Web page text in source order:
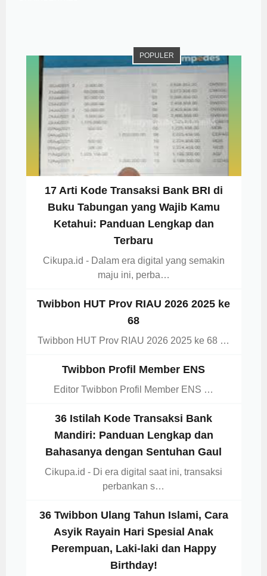
POPULER
17 Arti Kode Transaksi Bank BRI di
Buku Tabungan yang Wajib Kamu
Ketahui: Panduan Lengkap dan
Terbaru
Cikupa.id - Dalam era digital yang semakin
maju ini, perba…
Twibbon HUT Prov RIAU 2026 2025 ke
68
Twibbon HUT Prov RIAU 2026 2025 ke 68 …
Twibbon Profil Member ENS
Editor Twibbon Profil Member ENS …
36 Istilah Kode Transaksi Bank
Mandiri: Panduan Lengkap dan
Bahasanya dengan Sentuhan Gaul
Cikupa.id - Di era digital saat ini, transaksi
perbankan s…
36 Twibbon Ulang Tahun Islami, Cara
Asyik Rayain Hari Spesial Anak
Perempuan, Laki-laki dan Happy
Birthday!